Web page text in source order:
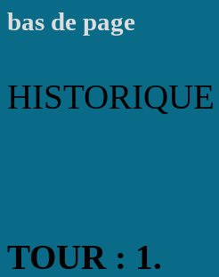
bas de page
TOUR : 1.